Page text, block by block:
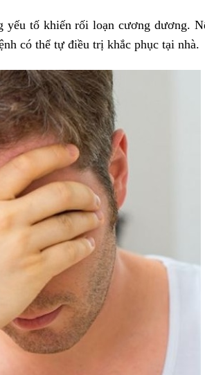
yếu tố khiến rối loạn cương dương.
có thể tự điều trị khắc phục tại nhà.